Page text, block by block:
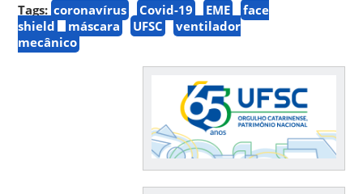
Tags: coronavírus Covid-19 EME
face
shield
máscara UFSC
ventilador
mecânico